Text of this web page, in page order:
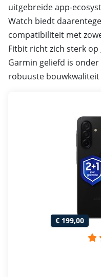
uitgebreide app-
Watch biedt
compatibiliteit met
Fitbit richt zich sterk
Garmin geliefd is
robuuste
€ 199,00